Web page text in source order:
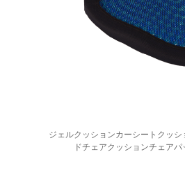
ジェルクッションカーシートクッ
ドチェアクッションチェア